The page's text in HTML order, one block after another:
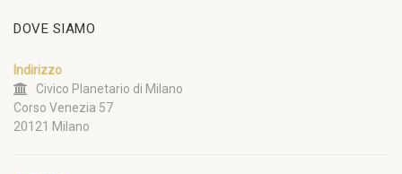
DOVE SIAMO
Indirizzo
Civico Planetario di Milano
Corso Venezia 57
20121 Milano